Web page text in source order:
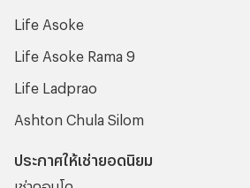
Life Asoke
Life Asoke Rama 9
Life Ladprao
Ashton Chula Silom
ประกาศให้เช่ายอดนิยม
เช่าคอนโด